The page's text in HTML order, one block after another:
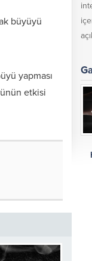
büyüyü
yapması
etkisi